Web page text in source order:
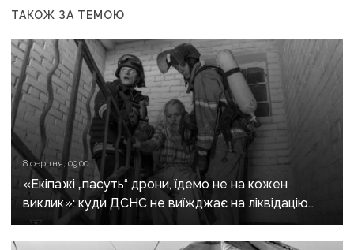
ТАКОЖ ЗА ТЕМОЮ
8 серпня, 09:00
«Екіпажі „пасуть“ дрони, їдемо не на кожен
виклик»: куди ДСНС не виїжджає на ліквідацію
надзвичайних ситуацій у Краматорську
та Слов’янську